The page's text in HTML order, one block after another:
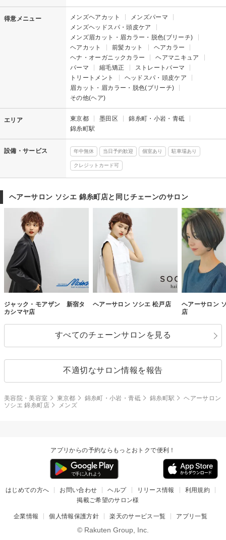
得意メニュー メンズヘアカット
メンズパーマ
メンズヘッドスパ・頭皮ケア
メンズ眉カット・眉カラー・脱色(ブリーチ)
ヘアカット
前髪カット
ヘアカラー
ヘナ・オーガニックカラー
ヘアマニキュア
パーマ
縮毛矯正
ストレートパーマ
トリートメント
ヘッドスパ・頭皮ケア
眉カット・眉カラー・脱色(ブリーチ)
その他(ヘア)
エリア 東京都 墨田区
錦糸町・小岩・青砥
錦糸町駅
設備・サービス 年中無休 当日予約歓迎 個室あり 駐車場あり
クレジットカード可
ヘアーサロン ソシエ 錦糸町店と同じチェーンのサロン
ジャック・モアザン 新宿タ
カシマヤ店
ヘアーサロン ソシエ 松戸店
ヘアーサロン
店
すべてのチェーンサロンを見る
不適切なサロン情報を報告
美容院・美容室 東京都 錦糸町・小岩・青砥 錦糸町駅
ヘアーサロン
ソシエ 錦糸町店
メンズ
アプリからの予約ならもっとおトクで便利！
はじめての方へ お問い合わせ ヘルプ リリース情報
利用規約
掲載ご希望のサロン様
企業情報 個人情報保護方針 楽天のサービス一覧 アプリ一覧
© Rakuten Group, Inc.